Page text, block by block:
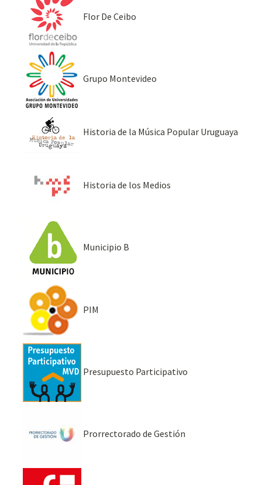
Flor De Ceibo
Grupo Montevideo
Historia de la Música Popular Uruguaya
Historia de los Medios
Municipio B
PIM
Presupuesto Participativo
Prorrectorado de Gestión